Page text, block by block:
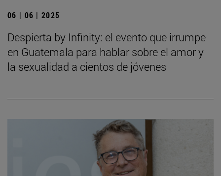
06 | 06 | 2025
Despierta by Infinity: el evento que irrumpe
en Guatemala para hablar sobre el amor y
la sexualidad a cientos de jóvenes